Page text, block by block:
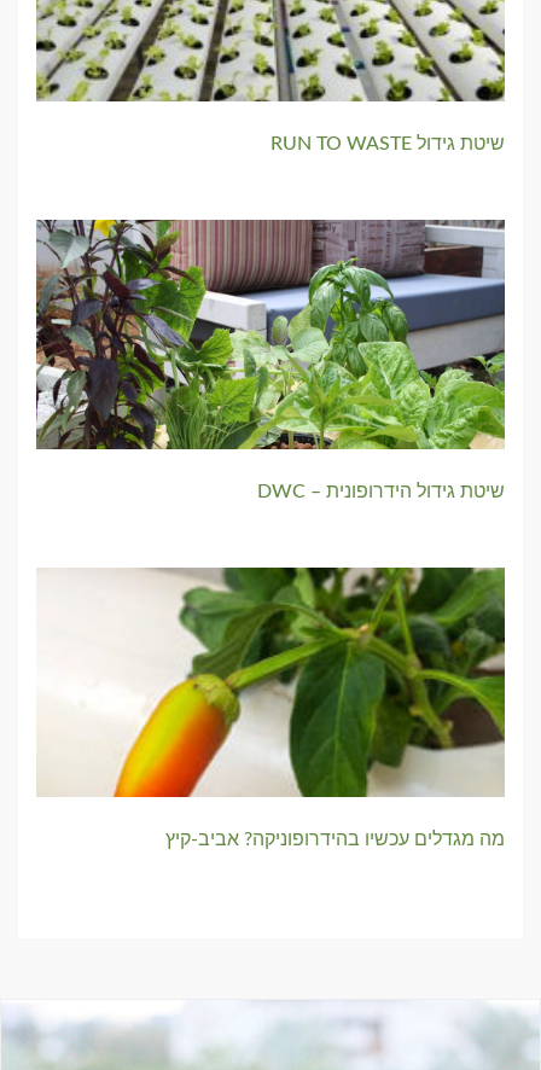
שיטת גידול RUN TO WASTE
שיטת גידול הידרופונית – DWC
מה מגדלים עכשיו בהידרופוניקה? אביב-קיץ